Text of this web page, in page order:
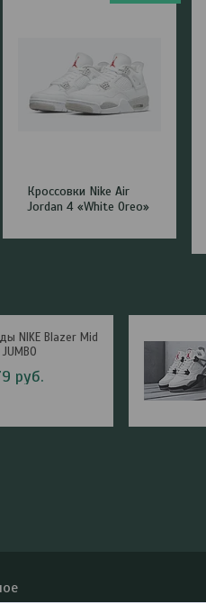
Кроссовки Nike Air
Jordan 4 «White Oreo»
NIKE Blazer Mid
руб.